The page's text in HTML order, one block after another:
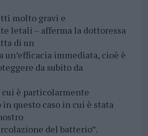
molto gravi e
letali – afferma la dottoressa
di un
un’efficacia immediata, cioè è
da subito da
è particolarmente
questo caso in cui è stata
del batterio”.